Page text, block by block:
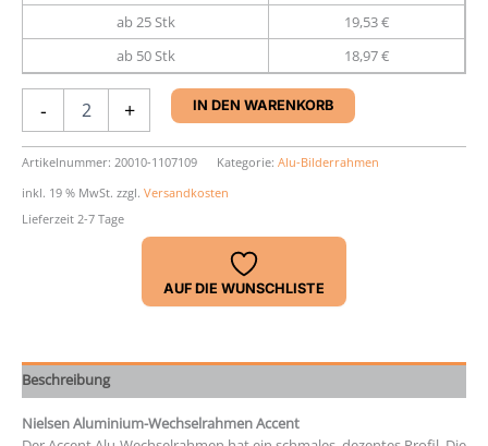
ab 25 Stk
19,53 €
ab 50 Stk
18,97 €
-
Rahmen
Nielsen
Accent
Menge
+ IN DEN WARENKORB
Artikelnummer: 20010-1107109 Kategorie: Alu-Bilderrahmen
inkl. 19 % MwSt. zzgl. Versandkosten
Lieferzeit 2-7 Tage
AUF DIE WUNSCHLISTE
Beschreibung
Nielsen Aluminium-Wechselrahmen Accent